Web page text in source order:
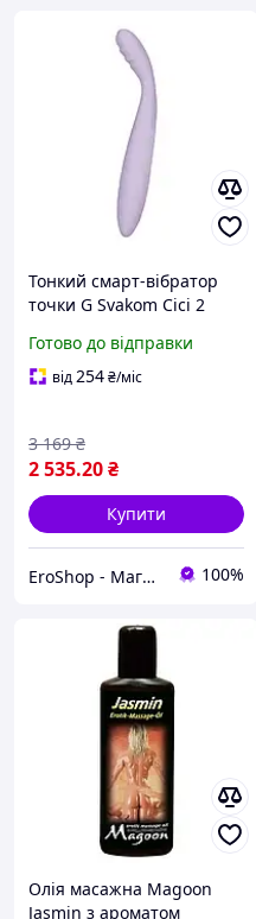
Тонкий смарт-вібратор
точки G Svakom Cici 2
Еротичні товари для
дорослих
Готово до відправки
від254₴/міс
2 535.20₴
3 169 ₴
Купити
EroShop - Магазин товарів для дорослих 100%
Олія масажна Magoon
Jasmin з ароматом